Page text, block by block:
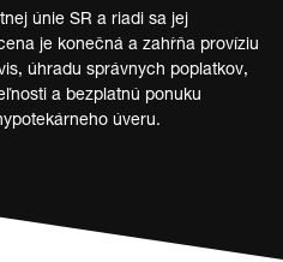
únie SR a riadi sa jej
je konečná a zahŕňa províziu
úhradu správnych poplatkov,
a bezplatnú ponuku
úveru.